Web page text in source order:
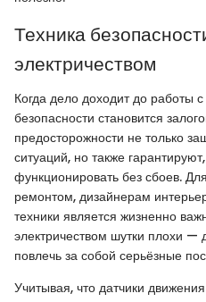
Техника
электричеством
Когда дело доходит до работы
безопасности становится
предосторожности не только
ситуаций, но также
функционировать без сбоев.
ремонтом, дизайнерам
техники является жизненно
электричеством шутки плохи
повлечь за собой серьёзные
Учитывая, что датчики